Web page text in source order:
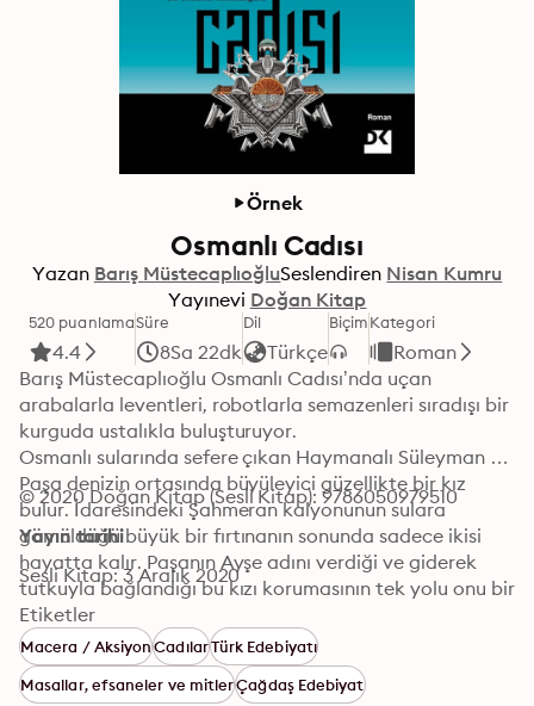
Örnek
Osmanlı Cadısı
Yazan Barış MüstecaplıoğluSeslendiren Nisan Kumru
Yayınevi Doğan Kitap
520 puanlama
4.4
Süre
8Sa 22dk
Dil
Türkçe
BiçimKategori
Roman
Barış Müstecaplıoğlu Osmanlı Cadısı’nda uçan
arabalarla leventleri, robotlarla semazenleri sıradışı bir
kurguda ustalıkla buluşturuyor.
Osmanlı sularında sefere çıkan Haymanalı Süleyman
Paşa denizin ortasında büyüleyici güzellikte bir kız
bulur. İdaresindeki Şahmeran kalyonunun sulara
gömüldüğü büyük bir fırtınanın sonunda sadece ikisi
hayatta kalır. Paşanın Ayşe adını verdiği ve giderek
tutkuyla bağlandığı bu kızı korumasının tek yolu onu bir
Mevlevi dergâhında saklamaktır. Ama gizem ve
sürprizlerle dolu Ayşe burada güvende olacak mıdır?
İstanbul Şehir Cumhuriyeti’nin iki yüz katlı
megakulelerinden birinde yaşayan özel dedektif Kemal
© 2020 Doğan Kitap (Sesli Kitap): 9786050979510
Yayın tarihi
Sesli Kitap: 3 Aralık 2020
Etiketler
Macera / AksiyonCadılarTürk Edebiyatı
Masallar, efsaneler ve mitlerÇağdaş Edebiyat